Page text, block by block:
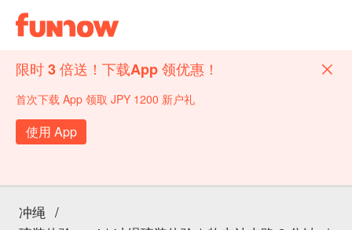
限时 3 倍送！下载App 领优惠！
首次下载 App 领取 JPY 1200 新户礼
使用 App
冲绳 /